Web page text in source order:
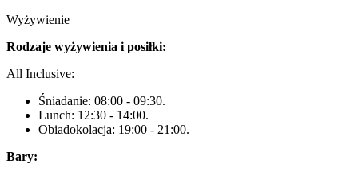
Wyżywienie
Rodzaje wyżywienia i posiłki:
All Inclusive:
Śniadanie: 08:00 - 09:30.
Lunch: 12:30 - 14:00.
Obiadokolacja: 19:00 - 21:00.
Bary: